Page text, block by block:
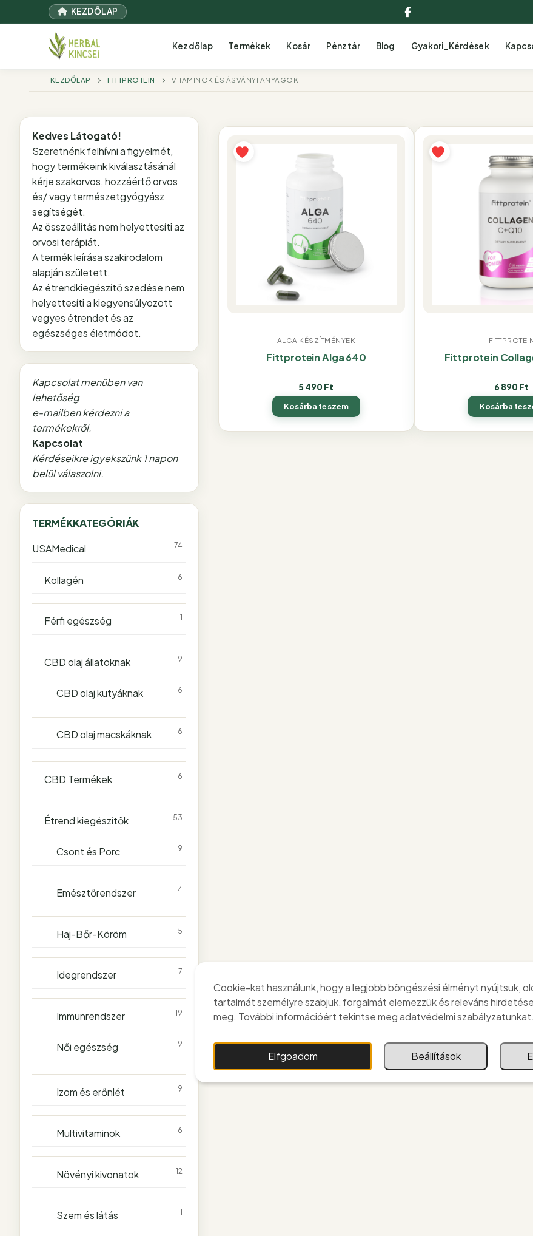
a
KEZDŐLAP
Facebook
Kezdőlap Termékek Kosár Pénztár Blog Gyakori_Kérdések
KEZDŐLAP FITTPROTEIN VITAMINOK ÉS ÁSVÁNYI ANYAGOK
ALGA KÉSZÍTMÉNYEK
Fittprotein Alga 640
5 490 Ft
Kosárba teszem
Fittprotein
6 890 Ft
Kosárba
Kedves Látogató!
Szeretnénk felhívni a figyelmét,
hogy termékeink kiválasztásánál
kérje szakorvos, hozzáértő orvos
és/ vagy természetgyógyász
segítségét.
Az összeállítás nem helyettesíti az
orvosi terápiát.
A termék leírása szakirodalom
alapján született.
Az étrendkiegészítő szedése nem
helyettesíti a kiegyensúlyozott
vegyes étrendet és az
egészséges életmódot.
Kapcsolat menüben van
lehetőség
e-mailben kérdezni a
termékekről.
Kapcsolat
Kérdéseikre igyekszünk 1 napon
belül válaszolni.
TERMÉKKATEGÓRIÁK
USAMedical
74
Kollagén 6
Férfi egészség 1
CBD olaj állatoknak 9
CBD olaj kutyáknak 6
CBD olaj macskáknak 6
CBD Termékek 6
Étrend kiegészítők 53
Csont és Porc 9
Emésztőrendszer 4
Haj-Bőr-Köröm 5
Idegrendszer 7
Immunrendszer 19
Női egészség 9
Izom és erőnlét 9
Multivitaminok 6
Növényi kivonatok 12
Szem és látás 1
Cookie-kat használunk, hogy a legjobb böngészési élményt nyújtsuk,
tartalmát személyre szabjuk, forgalmát elemezzük és releváns
meg. További információért tekintse meg adatvédelmi szabályzatunkat.
Elfgoadom Beállítások